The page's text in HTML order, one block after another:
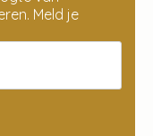
Meld je